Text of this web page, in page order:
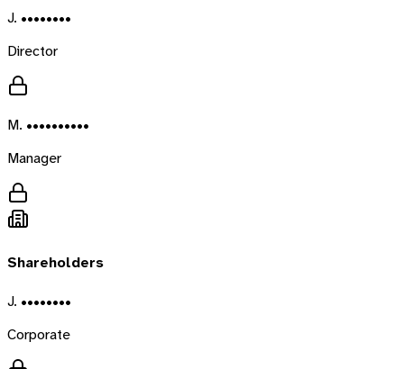
J. ••••••••
Director
M. ••••••••••
Manager
Shareholders
J. ••••••••
Corporate